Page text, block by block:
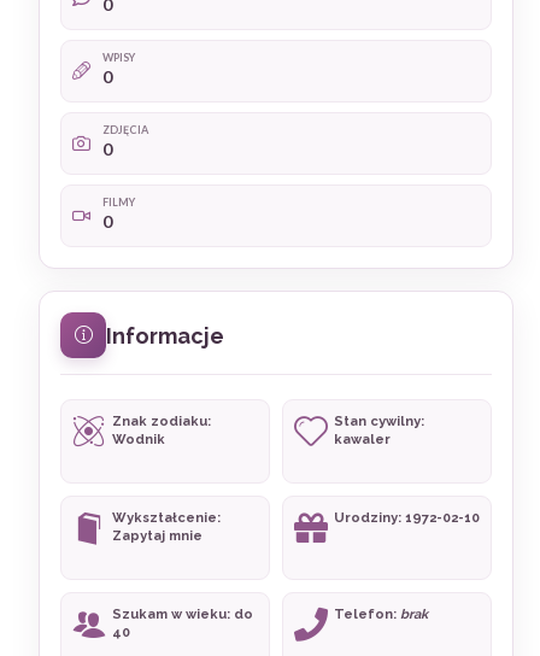
0
WPISY
0
ZDJĘCIA
0
FILMY
0
Informacje
Znak zodiaku:
Wodnik
Stan cywilny:
kawaler
Wykształcenie:
Zapytaj mnie
Urodziny: 1972-02-10
Szukam w wieku: do
40
Telefon: brak